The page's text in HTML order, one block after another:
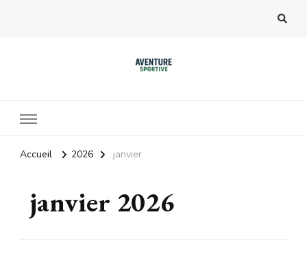
Accueil 2026 janvier
janvier 2026